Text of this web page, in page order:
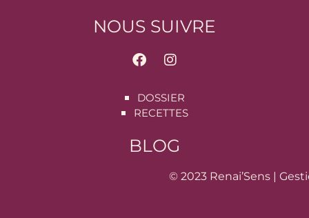
NOUS SUIVRE
DOSSIER
RECETTES
BLOG
© 2023 Renai’Sens |